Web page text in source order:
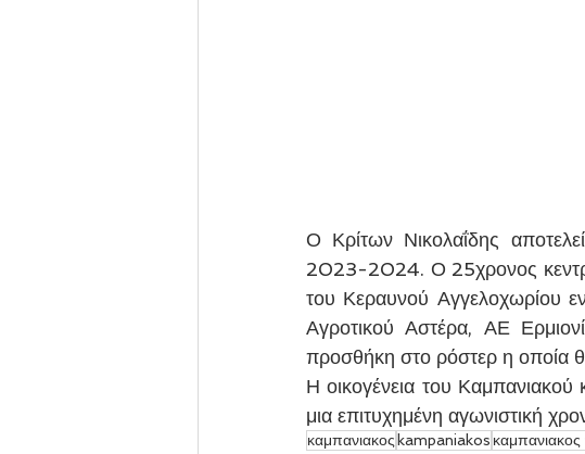
Ο Κρίτων Νικολαΐδης
2023-2024. Ο 25χρονος
του Κεραυνού Αγγελοχωρίου
Αγροτικού Αστέρα, ΑΕ
προσθήκη στο ρόστερ η οποία
Η οικογένεια του Καμπανιακού
μια επιτυχημένη αγωνιστική
καμπανιακος kampaniakos καμπανιακος